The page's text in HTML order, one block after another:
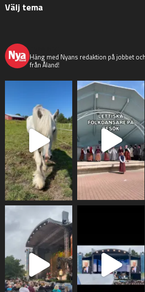
Välj tema
Häng med Nyans redaktion på jobbet
från Åland!